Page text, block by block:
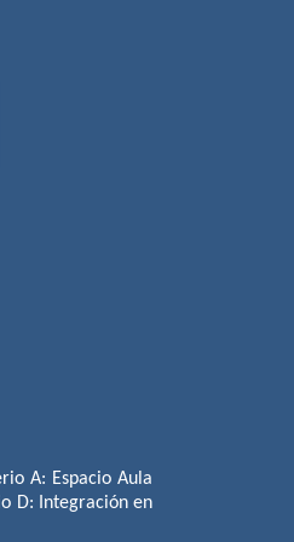
A: Espacio Aula
D: Integración en